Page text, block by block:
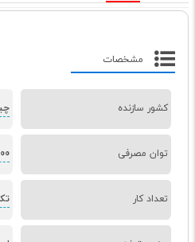
مشخصات
کشور سازنده
توان مصرفی 800
تعداد کار